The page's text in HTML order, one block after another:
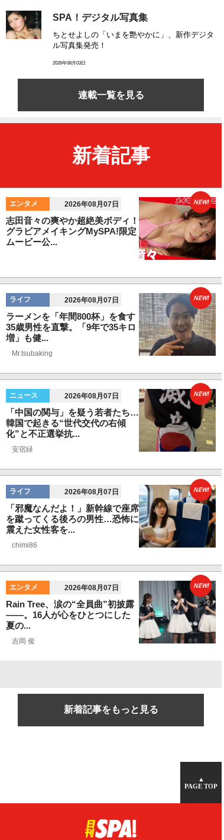
SPA！デジタル写真集
ちとせよしの「いまを艶やかに」、新作デジタ
ル写真集発売！
2026年08月03日
連載一覧を見る
新着記事
エンタメ 2026年08月07日
志田音々の爽やか超絶美ボディ！
グラビアメイキングMySPA!限定
ムービー公...
NEW!
ライフ 2026年08月07日
ラーメンを「年間800杯」を食す
35歳男性を直撃。「9年で35キロ
増」も健...
Mr.tsubaking
NEW!
ニュース 2026年08月07日
「中国の関与」を疑う若者たち…
韓国で起きる“世代交代の右傾
化”と不正選挙抗...
安宿緑
NEW!
ライフ 2026年08月07日
「邪魔なんだよ！」新幹線で座席
を蹴ってくる後ろの男性…恐怖に
震えた女性客を...
chimi86
NEW!
エンタメ 2026年08月07日
Rain Tree、涙の“全員曲”初披露
――。16人が心をひとつにした
夏の...
吉岡 俊
NEW!
新着記事をもっと見る
▲
PAGE TOP